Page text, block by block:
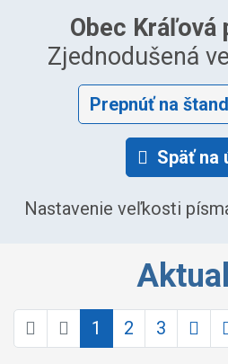
Obec Kráľová
Zjednodušená
Prepnúť na
Späť na
Nastavenie veľkosti
1 2 3